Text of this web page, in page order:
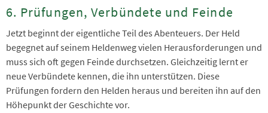
6. Prüfungen, Verbündete und Feinde
Jetzt beginnt der eigentliche Teil des Abenteuers. Der Held
begegnet auf seinem Heldenweg vielen Herausforderungen und
muss sich oft gegen Feinde durchsetzen. Gleichzeitig lernt er
neue Verbündete kennen, die ihn unterstützen. Diese
Prüfungen fordern den Helden heraus und bereiten ihn auf den
Höhepunkt der Geschichte vor.